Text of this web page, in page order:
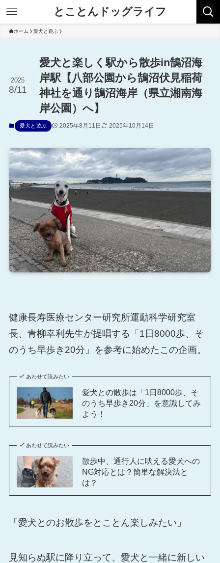
とことんドッグライフ
ホーム 愛犬と遊ぶ
愛犬と楽しく駅から散歩in鵠沼海
岸駅【八部公園から鵠沼伏見稲荷
神社を通り鵠沼海岸（県立湘南海
岸公園）へ】
2025
8/11
愛犬と遊ぶ 2025年8月11日 2025年10月14日
健康長寿医療センター研究所運動科学研究室
長、青柳幸利先生が提唱する「1日8000歩、そ
のうち早歩き20分」を参考に始めたこの企画。
あわせて読みたい
愛犬との散歩は「1日8000歩、そ
のうち早歩き20分」を意識してみ
よう！
あわせて読みたい
散歩中、通行人に吠える愛犬への
NG対応とは？簡単な解決法と
は？
「愛犬とのお散歩をとことん楽しみたい」
見知らぬ駅に降り立って、愛犬と一緒に新しい